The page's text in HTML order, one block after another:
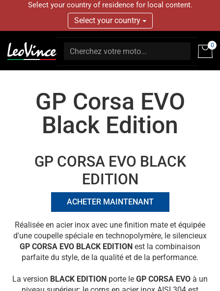
Select your country of residence for local content.
Select your country
0
GP Corsa EVO
Black Edition
GP CORSA EVO BLACK
EDITION
ACHETER MAINTENANT
Réalisée en acier inox avec une finition mate et équipée
d'une coupelle spéciale en technopolymère, le silencieux
GP CORSA EVO BLACK EDITION est la combinaison
parfaite du style, de la qualité et de la performance.
La version BLACK EDITION porte le GP CORSA EVO à un